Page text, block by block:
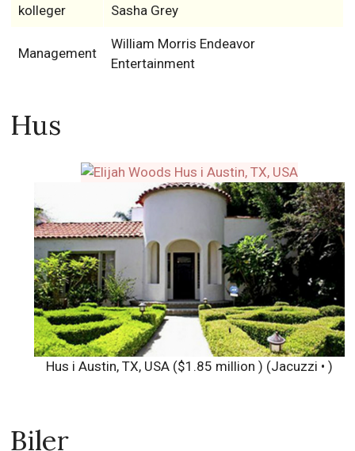
kolleger
Sasha Grey
Management
William Morris Endeavor
Entertainment
Hus
Hus i Austin, TX, USA ($1.85 million ) (Jacuzzi • )
Biler